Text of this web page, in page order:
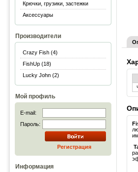
Крючки, грузики, застежки
Аксессуары
Производители
Crazy Fish (4)
FishUp (18)
Lucky John (2)
Мой профиль
E-mail:
Пароль:
Регистрация
Информация